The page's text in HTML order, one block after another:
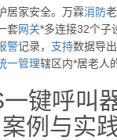
居家安全。万霖消防
套网关*多连接32个子
警记录， 支持数据导
一管理辖区内*居老人
键呼叫
例与实